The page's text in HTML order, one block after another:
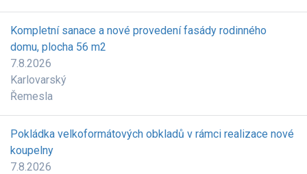
Kompletní sanace a nové provedení fasády rodinného
domu, plocha 56 m2
7.8.2026
Karlovarský
Řemesla
Pokládka velkoformátových obkladů v rámci realizace nové
koupelny
7.8.2026